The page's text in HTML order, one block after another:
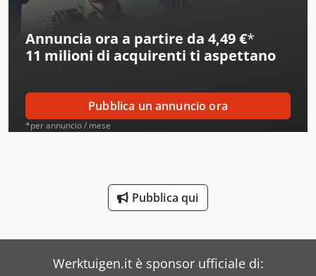
Alcoa
Ams
Arad
Aro
Biglia
Annuncia ora a partire da 4,49 €*
11 milioni di acquirenti ti aspettano
Pubblica un annuncio ora
*per annuncio / mese
Pubblica qui
Werktuigen.it è sponsor ufficiale di: